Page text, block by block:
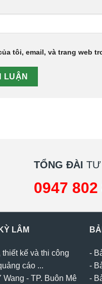
tôi, email, và trang web
TỔNG ĐÀI TƯ
0947 802
LÂM
kế và thi công
cáo ...
- TP. Buôn Mê
-
-
-